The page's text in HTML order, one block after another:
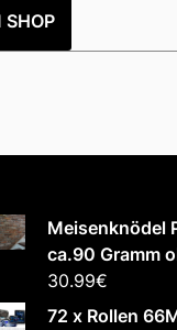
SHOP
Meisenknödel
ca.90 Gramm
30.99€
72 x Rollen